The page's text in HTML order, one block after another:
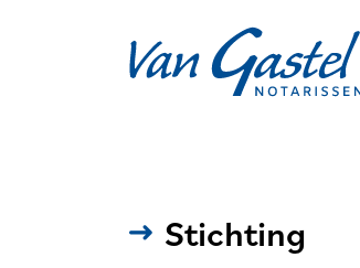
Stichting